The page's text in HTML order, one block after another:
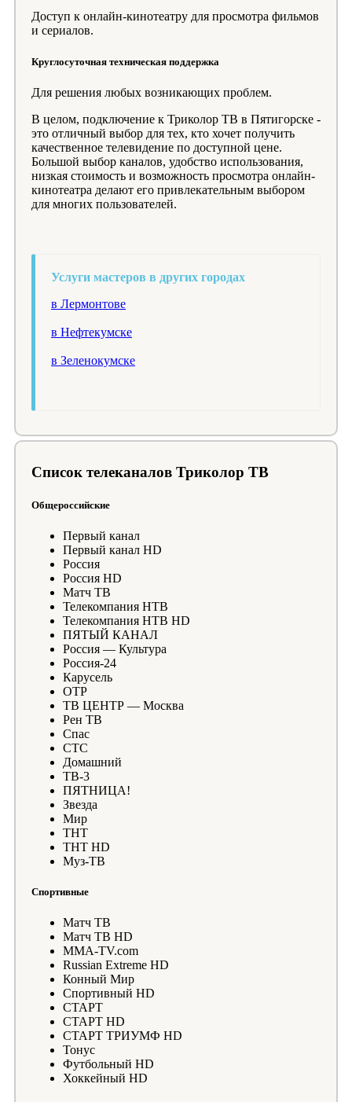
Доступ к онлайн-кинотеатру для просмотра фильмов
и сериалов.
Круглосуточная техническая поддержка
Для решения любых возникающих проблем.
В целом, подключение к Триколор ТВ в Пятигорске -
это отличный выбор для тех, кто хочет получить
качественное телевидение по доступной цене.
Большой выбор каналов, удобство использования,
низкая стоимость и возможность просмотра онлайн-
кинотеатра делают его привлекательным выбором
для многих пользователей.
Услуги мастеров в других городах
в Лермонтове
в Нефтекумске
в Зеленокумске
Список телеканалов Триколор ТВ
Общероссийские
Первый канал
Первый канал HD
Россия
Россия HD
Матч ТВ
Телекомпания НТВ
Телекомпания НТВ HD
ПЯТЫЙ КАНАЛ
Россия — Культура
Россия-24
Карусель
ОТР
ТВ ЦЕНТР — Москва
Рен ТВ
Спас
СТС
Домашний
ТВ-3
ПЯТНИЦА!
Звезда
Мир
ТНТ
ТНТ HD
Муз-ТВ
Спортивные
Матч ТВ
Матч ТВ HD
MMA-TV.com
Russian Extreme HD
Конный Мир
Спортивный HD
СТАРТ
СТАРТ HD
СТАРТ ТРИУМФ HD
Тонус
Футбольный HD
Хоккейный HD